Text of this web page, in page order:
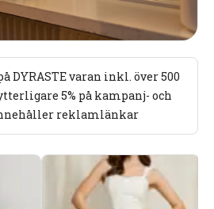
DYRASTE varan inkl. över 500
5% på kampanj- och
reklamlänkar